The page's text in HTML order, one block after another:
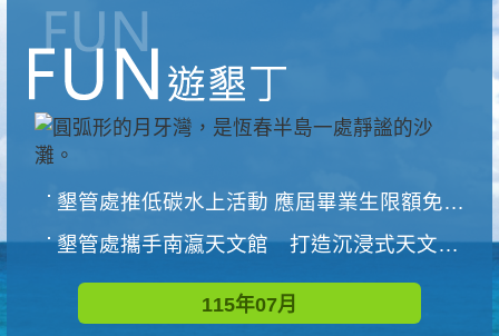
墾管處推低碳水上活動 應屆畢業生限額免費參加
墾管處攜手南瀛天文館 打造沉浸式天文探索營隊
115年07月